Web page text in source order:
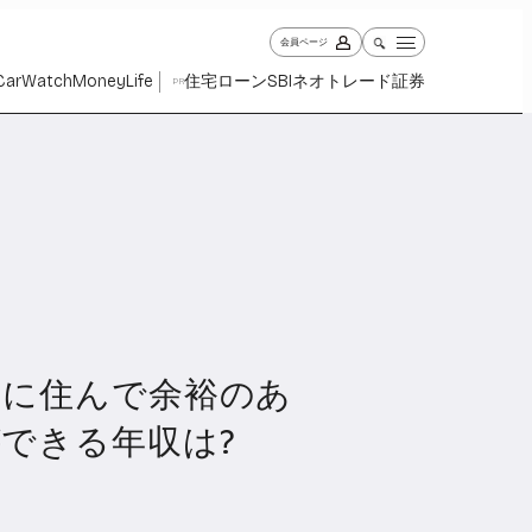
会員ページ
WatchMoneyLife PR住宅ローンSBIネオトレード証券
1031Money1267Life
住んで余裕のあ
きる年収は?